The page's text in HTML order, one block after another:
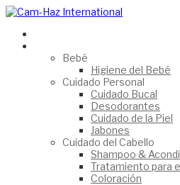
Bebé
Higiene del Bebé
Cuidado Personal
Cuidado Bucal
Desodorantes
Cuidado de la Piel
Jabones
Cuidado del Cabello
Shampoo &
Tratamiento para
Coloración